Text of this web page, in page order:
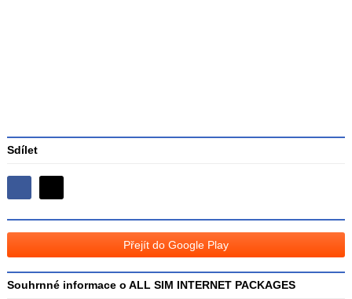
Sdílet
Sdílejte
na
Facebooku
na
Přejít do Google Play
Souhrnné informace o ALL SIM INTERNET PACKAGES